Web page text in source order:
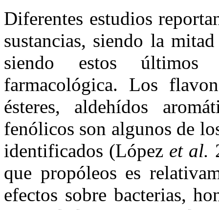
Diferentes estudios
sustancias, siendo la
siendo estos últimos
farmacológica. Los
ésteres, aldehídos
fenólicos son algunos de
identificados (López et al.
que propóleos es
efectos sobre bacterias,